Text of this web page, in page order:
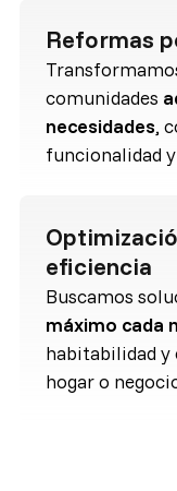
Reformas
comunidades
necesidades,
funcionalidad
eficiencia
Buscamos
máximo cada
habitabilidad y
hogar o